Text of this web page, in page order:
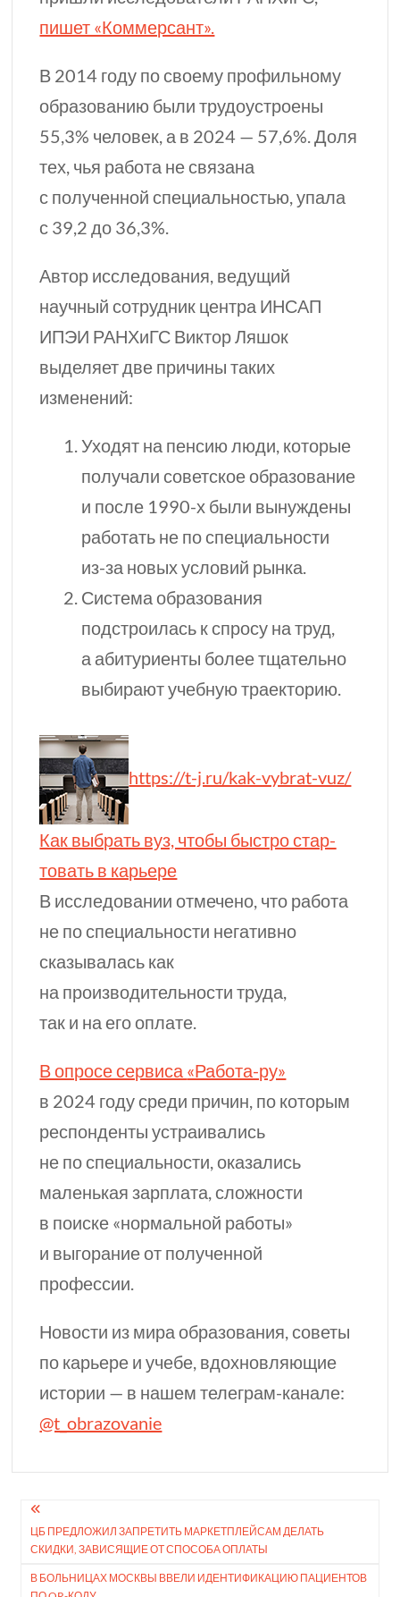
пишет «Коммерсант».
В 2014 году по своему профильному
образованию были трудоустроены
55,3% человек, а в 2024 — 57,6%. Доля
тех, чья работа не связана
с полученной специальностью, упала
с 39,2 до 36,3%.
Автор исследования, ведущий
научный сотрудник центра ИНСАП
ИПЭИ РАНХиГС Виктор Ляшок
выделяет две причины таких
изменений:
Уходят на пенсию люди, которые
получали советское образование
и после 1990-хбыли вынуждены
работать не по специальности
из-зановых условий рынка.
Система образования
подстроилась к спросу на труд,
а абитуриенты более тщательно
выбирают учебную траекторию.
https://t-j.ru/kak-vybrat-vuz/
Как выбрать вуз, чтобы быстро стар­
товать в карьере
В исследовании отмечено, что работа
не по специальности негативно
сказывалась как
на производительности труда,
так и на его оплате.
В опросе сервиса «Работа-ру»
в 2024 году среди причин, по которым
респонденты устраивались
не по специальности, оказались
маленькая зарплата, сложности
в поиске «нормальной работы»
и выгорание от полученной
профессии.
Новости из мира образования, советы
по карьере и учебе, вдохновляющие
истории — в нашем телеграм-канале:
@t_obrazovanie
Навигация
по
записям
ЦБ ПРЕДЛОЖИЛ ЗАПРЕ­ТИТЬ МАРКЕТ­ПЛЕЙСАМ ДЕЛАТЬ
СКИДКИ, ЗАВИ­СЯЩИЕ ОТ СПОСОБА ОПЛАТЫ
В БОЛЬНИЦАХ МОСКВЫ ВВЕЛИ ИДЕНТИФИКАЦИЮ ПАЦИЕНТОВ